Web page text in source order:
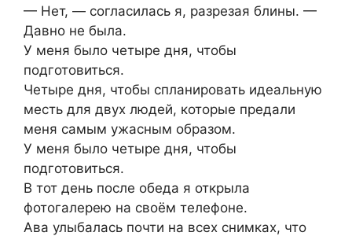
— Нет, — согласилась я, разрезая блины. —
Давно не была.
У меня было четыре дня, чтобы
подготовиться.
Четыре дня, чтобы спланировать идеальную
месть для двух людей, которые предали
меня самым ужасным образом.
У меня было четыре дня, чтобы
подготовиться.
В тот день после обеда я открыла
фотогалерею на своём телефоне.
Ава улыбалась почти на всех снимках, что